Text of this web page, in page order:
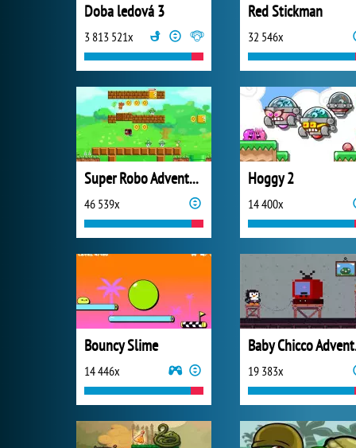
Doba ledová 3
3 813 521x
Red Stickman
32 546x
Super Robo Adventure
46 539x
Hoggy 2
14 400x
Bouncy Slime
14 446x 19 383x